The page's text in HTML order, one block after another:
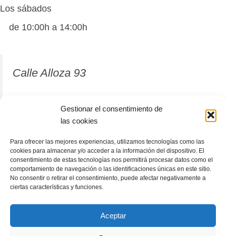
Gestionar el consentimiento de
las cookies
Para ofrecer las mejores experiencias, utilizamos tecnologías como las
cookies para almacenar y/o acceder a la información del dispositivo. El
consentimiento de estas tecnologías nos permitirá procesar datos como el
comportamiento de navegación o las identificaciones únicas en este sitio.
No consentir o retirar el consentimiento, puede afectar negativamente a
ciertas características y funciones.
Aceptar
Los sábados
de 10:00h a 14:00h
Calle Alloza 93
12001 Castellón de la Plana
964 81 37 63